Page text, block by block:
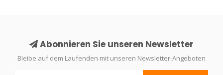
Abonnieren Sie unseren Newsletter
Bleibe auf dem Laufenden mit unseren Newsletter-Angeboten